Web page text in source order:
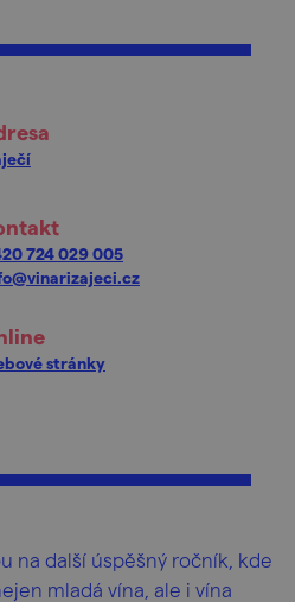
724 029 005
stránky
na další úspěšný ročník, kde
mladá vína, ale i vína